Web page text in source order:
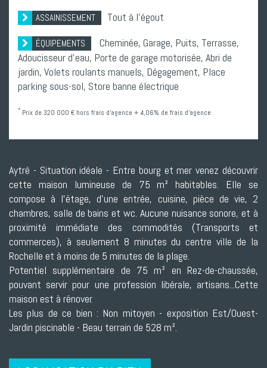
ASSAINISSEMENT Tout à l'égout
ÉQUIPEMENTS Cheminée, Garage, Puits, Terrasse,
Adoucisseur d'eau, Porte de garage motorisée, Abri de
jardin, Volets roulants manuels, Dégagement, Place
parking sous-sol, Store banne électrique
* Prix de 320 000 € hors frais d'agence + 4,06% de frais d'agence
Aytré - Situation idéale - Entre bourg et mer venez découvrir
cette maison lumineuse de 75 m² habitables. Elle se
compose à l'étage, d'une entrée, cuisine, pièce de vie, 2
chambres, salle de bains et wc. Aucune nuisance sonore, et à
proximité immédiate des commodités (Transports et
commerces), à seulement 8 minutes du centre ville de la
Rochelle et à moins de 5 minutes de la plage.
Potentiel supplémentaire de 75 m² en Rez-de-chaussée,
pouvant servir pour une profession libérale, artisans...Cette
maison est à rénover.
Les plus de ce bien : Non mitoyen - exposition Est/Ouest-
Jardin piscinable - Beau terrain de 528 m².